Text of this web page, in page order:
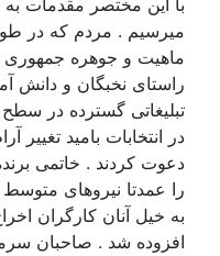
میرسیم . مردم که در
ماهیت و جوهره جمهوری
راستای نخبگان و دانش
تبلیغاتی گسترده در
در انتخابات بامید
دعوت کردند . خاتمی
را عمدتا نیروهای
به خیل آنان کارگران
افزوده شد . صاحبان